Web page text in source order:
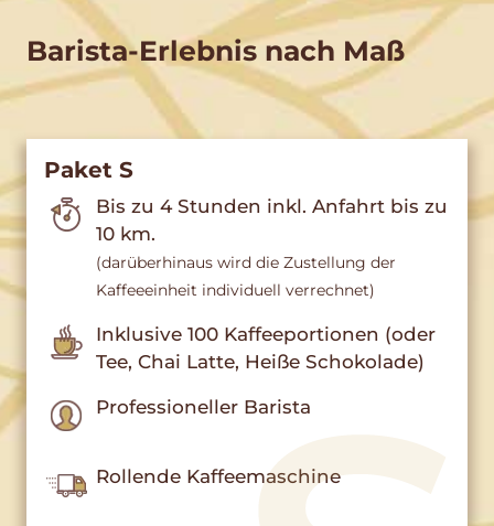
Barista-Erlebnis nach Maß
Paket S
Bis zu 4 Stunden inkl. Anfahrt bis zu
10 km.
(darüberhinaus wird die Zustellung der
Kaffeeeinheit individuell verrechnet)
Inklusive 100 Kaffeeportionen (oder
Tee, Chai Latte, Heiße Schokolade)
Professioneller Barista
Rollende Kaffeemaschine